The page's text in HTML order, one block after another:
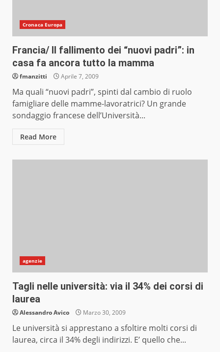
Cronaca Europa
Francia/ Il fallimento dei “nuovi padri”: in
casa fa ancora tutto la mamma
fmanzitti Aprile 7, 2009
Ma quali “nuovi padri”, spinti dal cambio di ruolo
famigliare delle mamme-lavoratrici? Un grande
sondaggio francese dell’Università...
Read More
agenzie
Tagli nelle università: via il 34% dei corsi di
laurea
Alessandro Avico Marzo 30, 2009
Le università si apprestano a sfoltire molti corsi di
laurea, circa il 34% degli indirizzi. E’ quello che...